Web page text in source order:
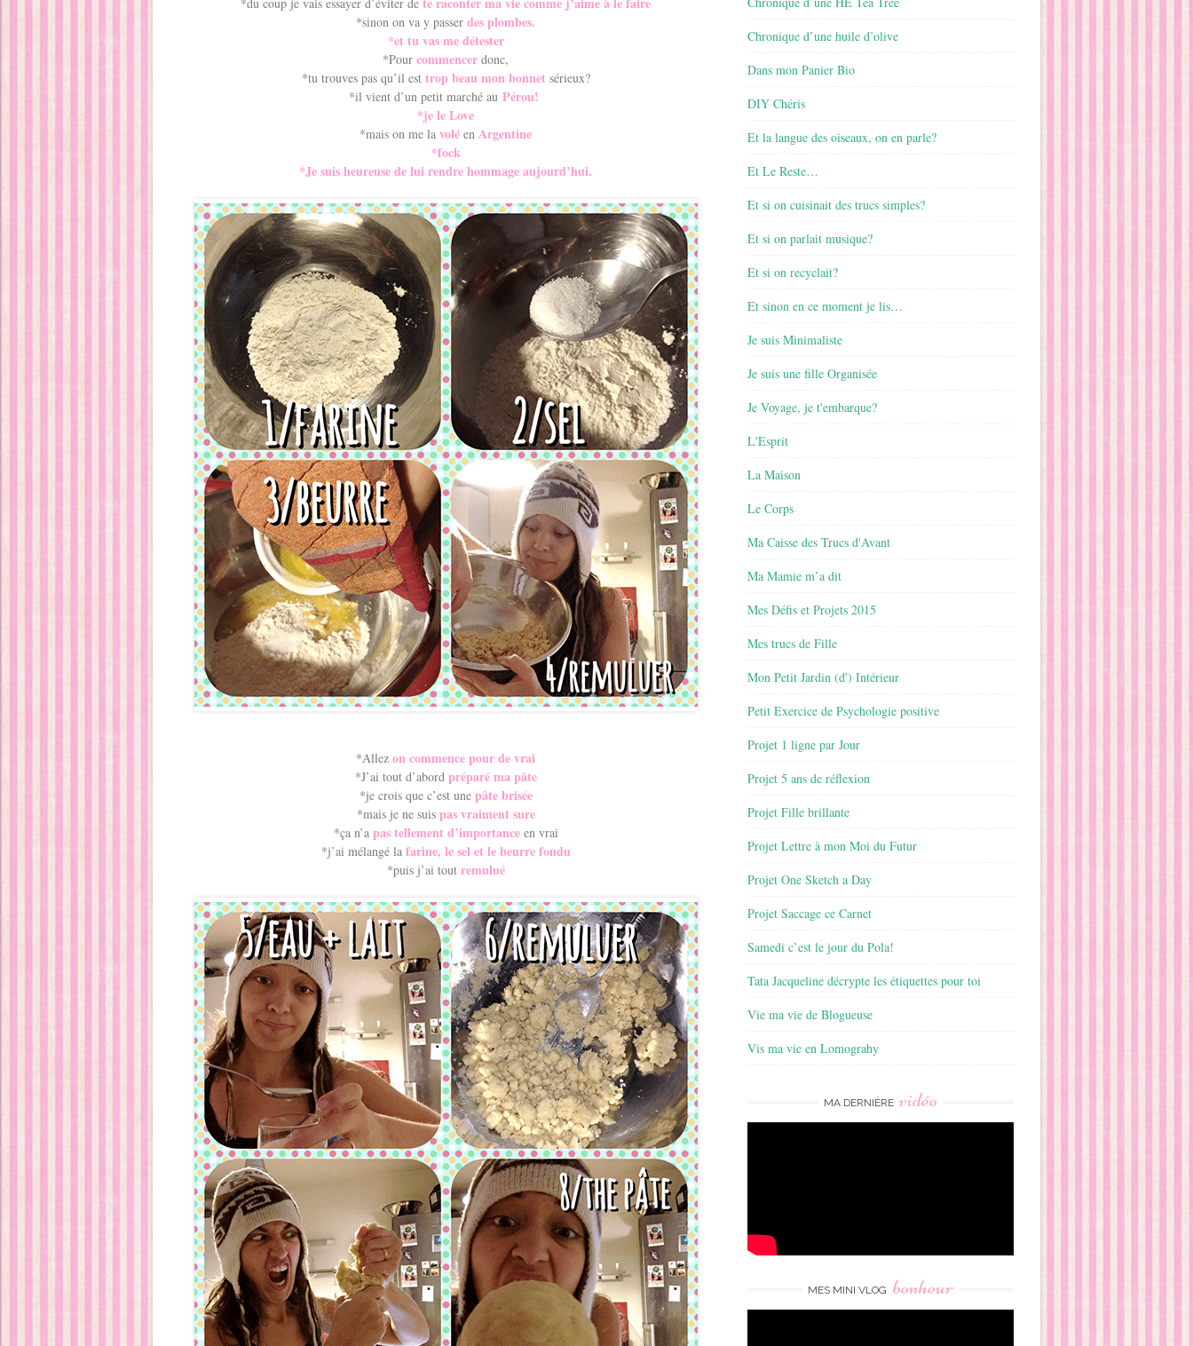
*sinon on va y passer des plombes.
*et tu vas me détester
*Pour commencer donc,
*tu trouves pas qu’il est trop beau mon bonnetsérieux?
*il vient d’un petit marché au Pérou!
*je le Love
*mais on me la volé en Argentine
*fock
*Je suis heureuse de lui rendre hommage aujourd’hui.
*Allez on commence pour de vrai
*J’ai tout d’abord préparé ma pâte
*je crois que c’est une pâte brisée
*mais je ne suis pas vraiment sure
*ça n’a pas tellement d’importanceen vrai
*j’ai mélangé la farine, le sel et le beurre fondu
*puis j’ai tout remulué
Chronique d’une huile d’olive
Dans mon Panier Bio
DIY Chéris
Et la langue des oiseaux, on en parle?
Et Le Reste…
Et si on cuisinait des trucs simples?
Et si on parlait musique?
Et si on recyclait?
Et sinon en ce moment je lis…
Je suis Minimaliste
Je suis une fille Organisée
Je Voyage, je t'embarque?
L'Esprit
La Maison
Le Corps
Ma Caisse des Trucs d'Avant
Ma Mamie m’a dit
Mes Défis et Projets 2015
Mes trucs de Fille
Mon Petit Jardin (d') Intérieur
Petit Exercice de Psychologie positive
Projet 1 ligne par Jour
Projet 5 ans de réflexion
Projet Fille brillante
Projet Lettre à mon Moi du Futur
Projet One Sketch a Day
Projet Saccage ce Carnet
Samedi c’est le jour du Pola!
Tata Jacqueline décrypte les étiquettes pour toi
Vie ma vie de Blogueuse
Vis ma vie en Lomograhy
MA DERNIÈRE vidéo
MES MINI VLOG bonheur